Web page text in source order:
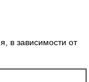
в зависимости от